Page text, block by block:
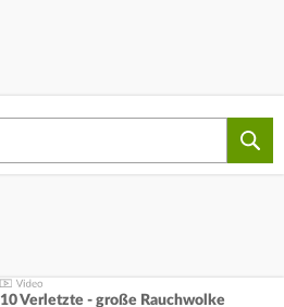
10 Verletzte - große Rauchwolke